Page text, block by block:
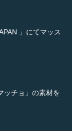
」にてマッス
ッチョ」の素材を